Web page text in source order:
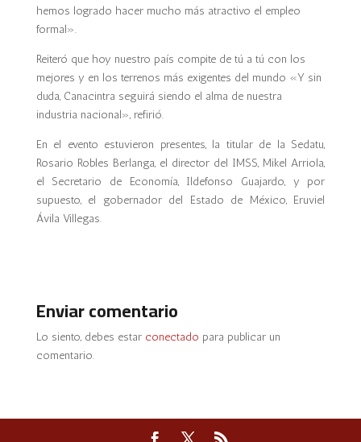
hemos logrado hacer mucho más atractivo el empleo
formal».
Reiteró que hoy nuestro país compite de tú a tú con los
mejores y en los terrenos más exigentes del mundo «Y sin
duda, Canacintra seguirá siendo el alma de nuestra
industria nacional», refirió.
En el evento estuvieron presentes, la titular de la Sedatu,
Rosario Robles Berlanga, el director del IMSS, Mikel Arriola,
el Secretario de Economía, Ildefonso Guajardo, y por
supuesto, el gobernador del Estado de México, Eruviel
Ávila Villegas.
Enviar comentario
Lo siento, debes estar conectado para publicar un
comentario.